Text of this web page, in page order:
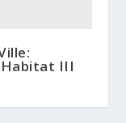
Habitat III